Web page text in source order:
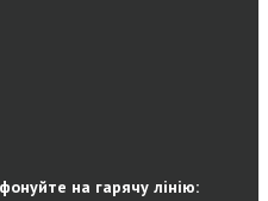
на гарячу лінію: